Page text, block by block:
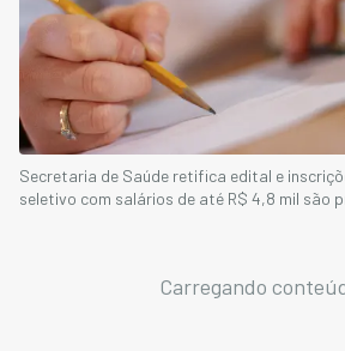
Secretaria de Saúde retifica edital e
seletivo com salários de até R$ 4,8 mil são
Carregando